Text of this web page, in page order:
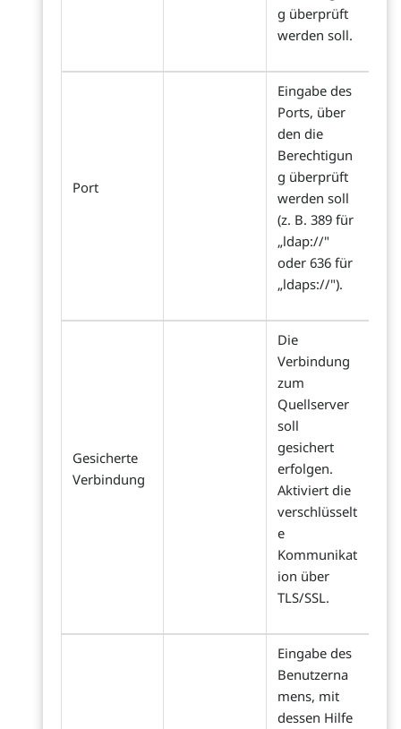
g überprüft
werden soll.
Port
Eingabe des
Ports, über
den die
Berechtigun
g überprüft
werden soll
(z. B. 389 für
„ldap://"
oder 636 für
„ldaps://").
Gesicherte
Verbindung
Die
Verbindung
zum
Quellserver
soll
gesichert
erfolgen.
Aktiviert die
verschlüsselt
e
Kommunikat
ion über
TLS/SSL.
Eingabe des
Benutzerna
mens, mit
dessen Hilfe